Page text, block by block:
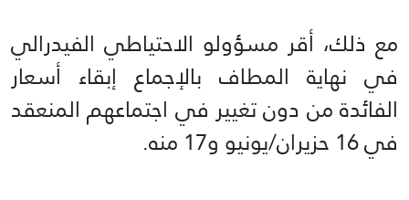
مع ذلك، أقر مسؤولو الاحتياطي الفيدرالي
في نهاية المطاف بالإجماع إبقاء أسعار
الفائدة من دون تغيير في اجتماعهم المنعقد
في 16 حزيران/يونيو و17 منه.